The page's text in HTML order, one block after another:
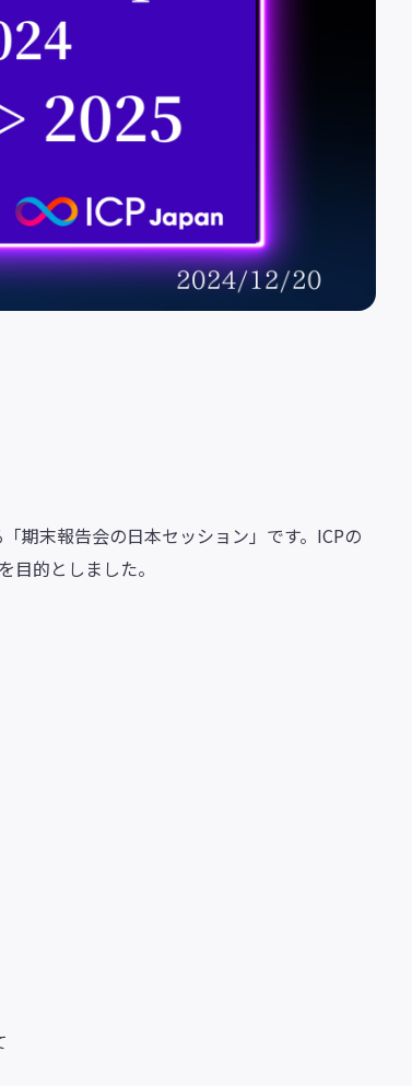
期末報告会の日本セッション」です。ICPの
的としました。